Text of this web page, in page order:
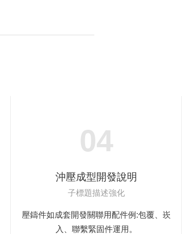
04
沖壓成型開發說明
子標題描述強化
壓鑄件如成套開發關聯用配件例:包覆、崁
入、聯繫緊固件運用。